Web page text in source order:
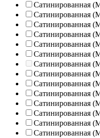
Сатинированная
Сатинированная
Сатинированная
Сатинированная
Сатинированная
Сатинированная
Сатинированная
Сатинированная
Сатинированная
Сатинированная
Сатинированная
Сатинированная
Сатинированная
Сатинированная